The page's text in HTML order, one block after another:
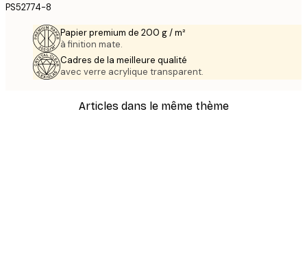
PS52774-8
Papier premium de 200 g / m²
à finition mate.
Cadres de la meilleure qualité
avec verre acrylique transparent.
Articles dans le même thème